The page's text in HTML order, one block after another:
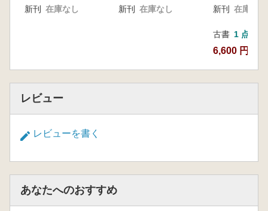
新刊 在庫なし 新刊 在庫なし 新刊 在庫なし
古書 1 点
6,600 円
レビュー
レビューを書く
あなたへのおすすめ